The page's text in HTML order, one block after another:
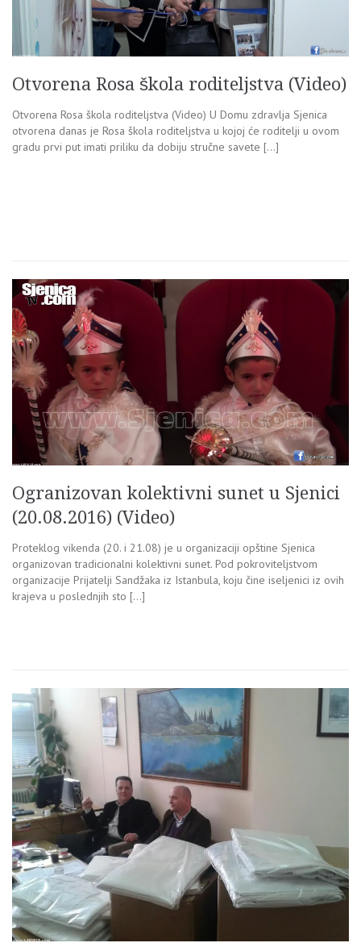
Otvorena Rosa škola roditeljstva (Video)
Otvorena Rosa škola roditeljstva (Video) U Domu zdravlja Sjenica
otvorena danas je Rosa škola roditeljstva u kojoj će roditelji u ovom
gradu prvi put imati priliku da dobiju stručne savete […]
Ogranizovan kolektivni sunet u Sjenici
(20.08.2016) (Video)
Proteklog vikenda (20. i 21.08) je u organizaciji opštine Sjenica
organizovan tradicionalni kolektivni sunet. Pod pokroviteljstvom
organizacije Prijatelji Sandžaka iz Istanbula, koju čine iseljenici iz ovih
krajeva u poslednjih sto […]